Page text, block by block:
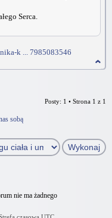
Serca.
k ... 7985083546
Posty: 1 • Strona 1 z 1
sobą
nie ma żadnego
czasowa UTC